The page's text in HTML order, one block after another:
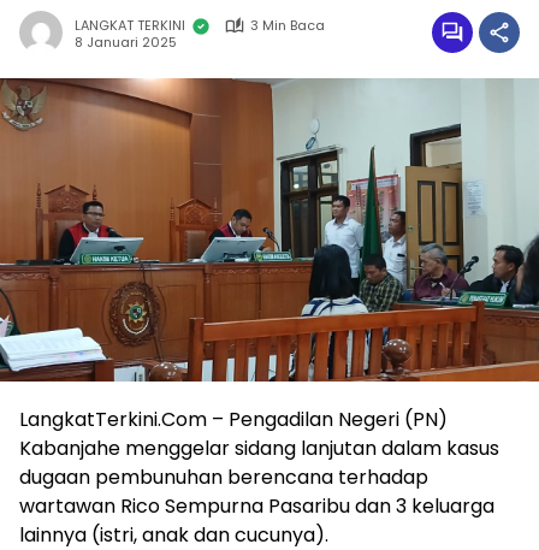
LANGKAT TERKINI
3 Min Baca
8 Januari 2025
LangkatTerkini.Com – Pengadilan Negeri (PN)
Kabanjahe menggelar sidang lanjutan dalam kasus
dugaan pembunuhan berencana terhadap
wartawan Rico Sempurna Pasaribu dan 3 keluarga
lainnya (istri, anak dan cucunya).